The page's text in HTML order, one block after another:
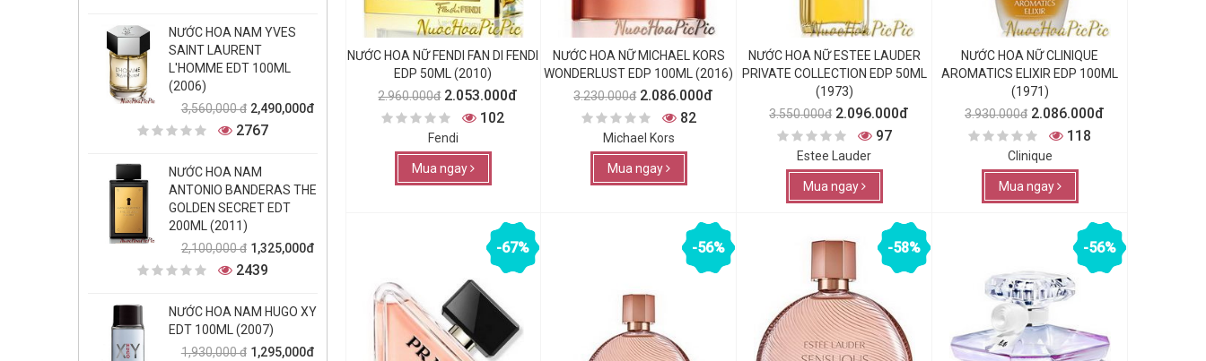
NƯỚC HOA NAM YVES
SAINT LAURENT
L'HOMME EDT 100ML
(2006)
3,560,000 đ 2,490,000đ
2767
NƯỚC HOA NAM
ANTONIO BANDERAS THE
GOLDEN SECRET EDT
200ML (2011)
2,100,000 đ 1,325,000đ
2439
NƯỚC HOA NAM HUGO XY
EDT 100ML (2007)
1,930,000 đ 1,295,000đ
NƯỚC HOA NỮ FENDI FAN DI FENDI
EDP 50ML (2010)
2.960.000đ 2.053.000đ
102
Fendi
Mua ngay
NƯỚC HOA NỮ MICHAEL KORS
WONDERLUST EDP 100ML (2016)
3.230.000đ 2.086.000đ
82
Michael Kors
Mua ngay
NƯỚC HOA NỮ ESTEE LAUDER
PRIVATE COLLECTION EDP 50ML
(1973)
3.550.000đ 2.096.000đ
97
Estee Lauder
Mua ngay
NƯỚC HOA NỮ CLINIQUE
AROMATICS ELIXIR EDP 100ML
(1971)
3.930.000đ 2.086.000đ
118
Clinique
Mua ngay
-67% -56% -58% -56%